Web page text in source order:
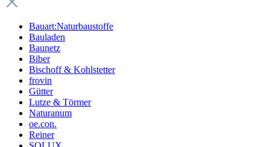
Bauart:Naturbaustoffe
Bauladen
Baunetz
Biber
Bischoff & Kohlstetter
frovin
Gütter
Lutze & Törmer
Naturanum
oe.con.
Reiner